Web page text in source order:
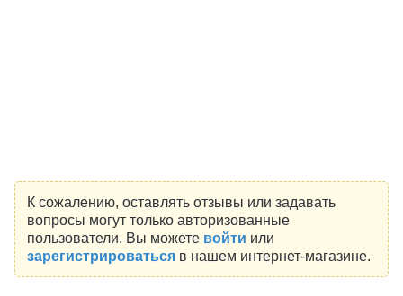
К сожалению, оставлять отзывы или задавать
вопросы могут только авторизованные
пользователи. Вы можете войти или
зарегистрироватьсяв нашем интернет-магазине.